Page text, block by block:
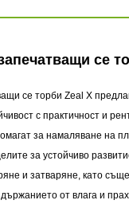
се
се торби Zeal X
с практичност и
за намаляване на
за устойчиво
и затваряне, като
от влага и